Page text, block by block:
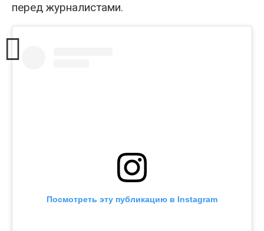
перед журналистами.
Посмотреть эту публикацию в Instagram